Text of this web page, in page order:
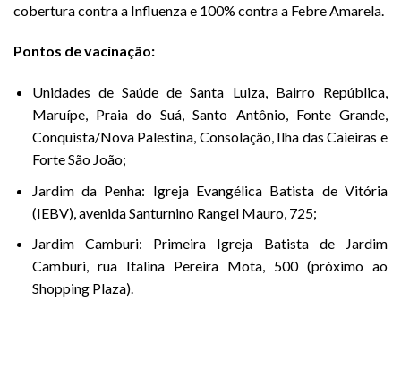
cobertura contra a Influenza e 100% contra a Febre Amarela.
Pontos de vacinação:
Unidades de Saúde de Santa Luiza, Bairro República,
Maruípe, Praia do Suá, Santo Antônio, Fonte Grande,
Conquista/Nova Palestina, Consolação, Ilha das Caieiras e
Forte São João;
Jardim da Penha: Igreja Evangélica Batista de Vitória
(IEBV), avenida Santurnino Rangel Mauro, 725;
Jardim Camburi: Primeira Igreja Batista de Jardim
Camburi, rua Italina Pereira Mota, 500 (próximo ao
Shopping Plaza).